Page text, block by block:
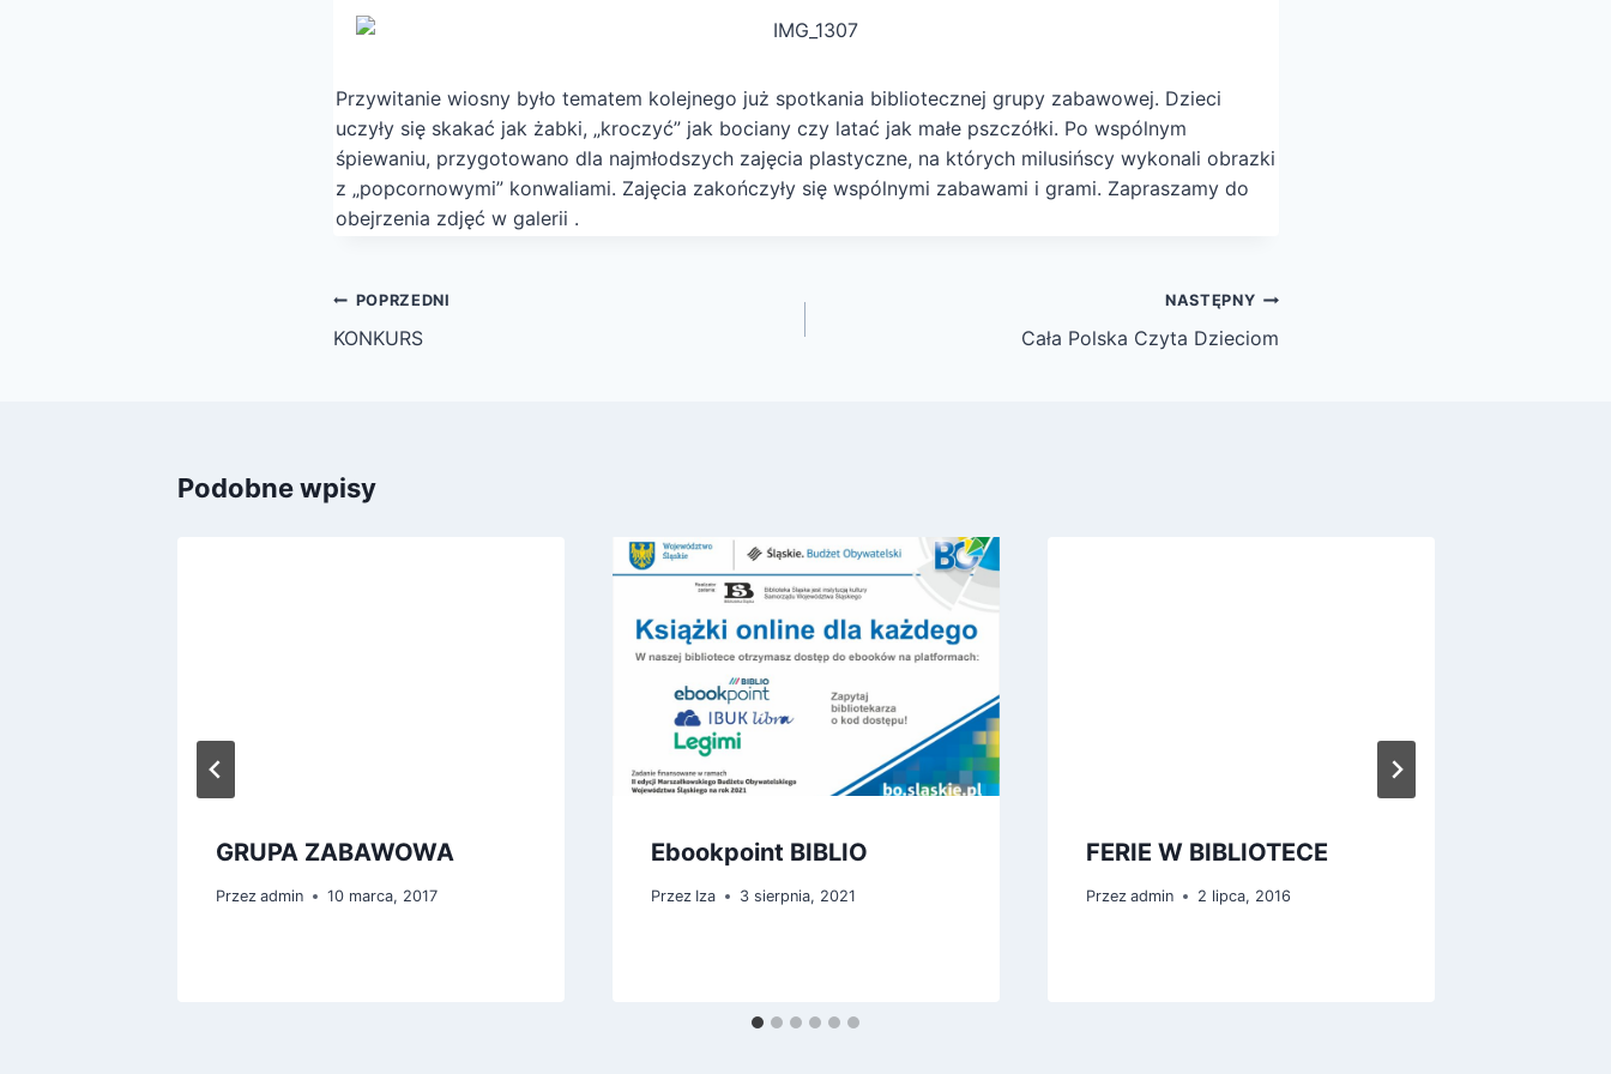
Przywitanie wiosny było tematem kolejnego już spotkania bibliotecznej grupy zabawowej. Dzieci
uczyły się skakać jak żabki, „kroczyć” jak bociany czy latać jak małe pszczółki. Po wspólnym
śpiewaniu, przygotowano dla najmłodszych zajęcia plastyczne, na których milusińscy wykonali obrazki
z „popcornowymi” konwaliami. Zajęcia zakończyły się wspólnymi zabawami i grami. Zapraszamy do
obejrzenia zdjęć w galerii .
Nawigacja
wpisu
POPRZEDNI
KONKURS
NASTĘPNY
Cała Polska Czyta Dzieciom
Podobne wpisy
GRUPA ZABAWOWA
Przez admin 10 marca, 2017
Ebookpoint BIBLIO
Przez Iza 3 sierpnia, 2021
FERIE W BIBLIOTECE
Przez admin 2 lipca, 2016